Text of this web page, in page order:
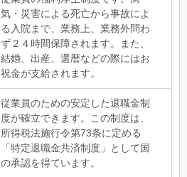
気・災害による死亡から事故によ
る入院まで、業務上、業務外問わ
ず２４時間保障されます。また、
結婚、出産、還暦などの際にはお
祝金が支給されます。
従業員のための安定した退職金制
度が確立できます。この制度は、
所得税法施行令第73条に定める
「特定退職金共済制度」として国
の承認を得ています。